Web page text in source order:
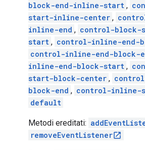
block-end-inline-start ,
start-inline-center ,
inline-end , control-
start , control-inline-end-
control-inline-end-block-
inline-end-block-start ,
start-block-center ,
block-end , control-inline-
default
Metodi ereditati:
removeEventListener